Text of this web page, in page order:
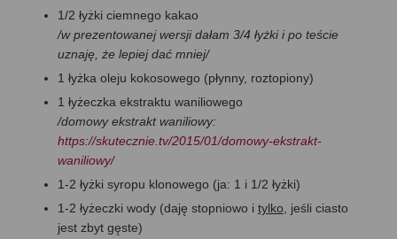
1/2 łyżki ciemnego kakao
/w prezentowanej wersji dałam 3/4 łyżki i po teście
uznaję, że lepiej dać mniej/
1 łyżka oleju kokosowego (płynny, roztopiony)
1 łyżeczka ekstraktu waniliowego
/domowy ekstrakt waniliowy:
https://skutecznie.tv/2015/01/domowy-ekstrakt-
waniliowy/
1-2 łyżki syropu klonowego (ja: 1 i 1/2 łyżki)
1-2 łyżeczki wody (daję stopniowo i tylko , jeśli ciasto
jest zbyt gęste)